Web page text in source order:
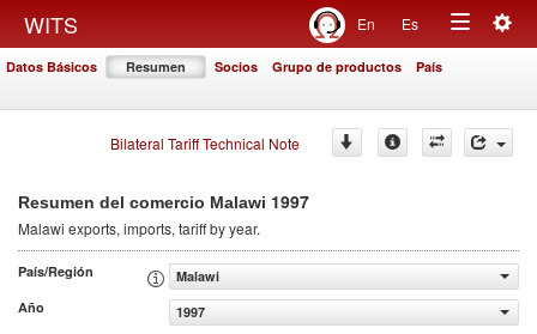
WITS En Es
Toggle
Datos Básicos Resumen Socios Grupo de productos País
Bilateral Tariff Technical Note
Resumen del comercio Malawi 1997
Malawi exports, imports, tariff by year.
País/Región
Malawi
Año
1997